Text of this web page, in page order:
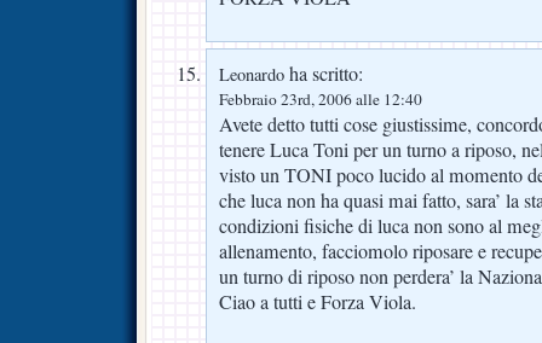
Leonardo ha scritto:
Febbraio 23rd, 2006 alle 12:40
Avete detto tutti cose giustissime,
tenere Luca Toni per un turno a riposo,
visto un TONI poco lucido al momento
che luca non ha quasi mai fatto, sara’
condizioni fisiche di luca non sono al
allenamento, facciomolo riposare e
un turno di riposo non perdera’ la
Ciao a tutti e Forza Viola.